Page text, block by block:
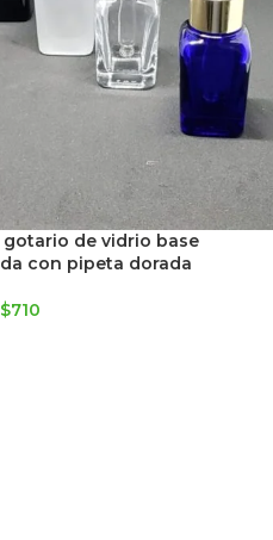
gotario de vidrio base
con pipeta dorada
$710